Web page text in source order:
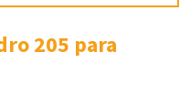
205 para